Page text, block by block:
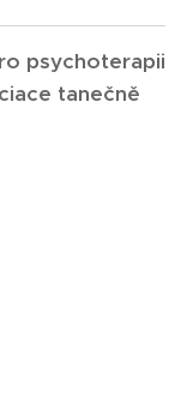
psychoterapii
tanečně